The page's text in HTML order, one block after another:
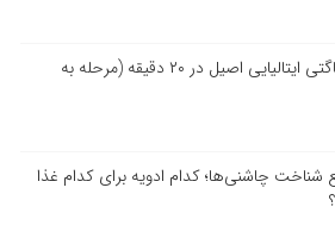
طرز تهیه اسپاگتی ایتالیایی اصیل در ۲۰ دقیقه (مرحله به
چاشنی‌ها؛ کدام ادویه برای کدام غذا